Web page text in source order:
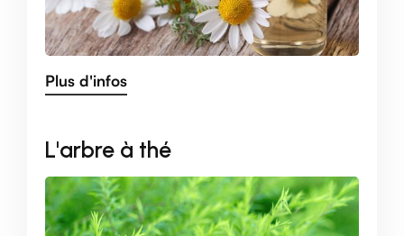
Plus d'infos
L'arbre à thé